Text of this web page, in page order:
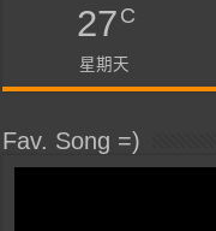
27C
星期天
Fav. Song =)